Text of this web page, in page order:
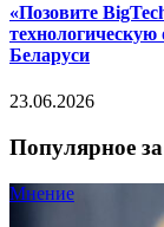
«Позовите
Беларуси
23.06.2026
Популярное
Мнение